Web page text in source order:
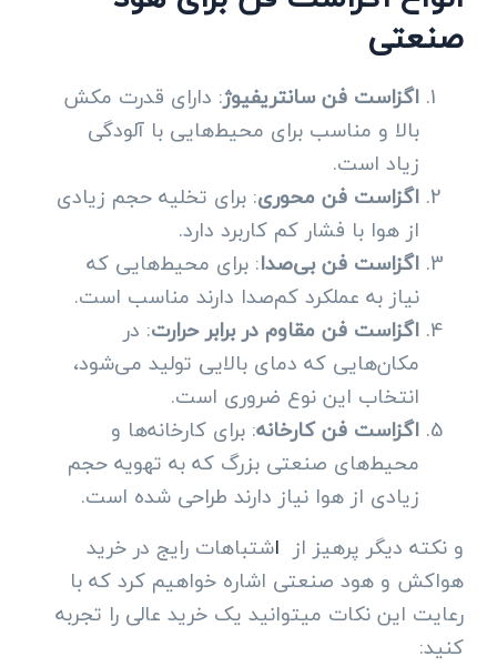
صنعتی
اگزاست فن سانتریفیوژ: دارای قدرت مکش
بالا و مناسب برای محیط‌هایی با آلودگی
زیاد است.
اگزاست فن محوری: برای تخلیه حجم زیادی
از هوا با فشار کم کاربرد دارد.
اگزاست فن بی‌صدا: برای محیط‌هایی که
نیاز به عملکرد کم‌صدا دارند مناسب است.
اگزاست فن مقاوم در برابر حرارت: در
مکان‌هایی که دمای بالایی تولید می‌شود،
انتخاب این نوع ضروری است.
اگزاست فن کارخانه: برای کارخانه‌ها و
محیط‌های صنعتی بزرگ که به تهویه حجم
زیادی از هوا نیاز دارند طراحی شده است.
و نکته دیگر پرهیز از اشتباهات رایج در خرید
هواکش و هود صنعتی اشاره خواهیم کرد که با
رعایت این نکات میتوانید یک خرید عالی را تجربه
کنید: